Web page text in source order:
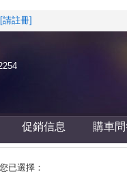
[請註冊]
促銷信息 購車
您已選擇：